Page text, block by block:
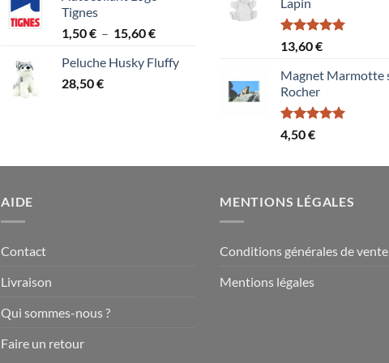
Tignes
1,50€ – 15,60€Plage
prix :
Peluche Husky Fluffy
28,50€
Note5.00
sur 5
13,60€
Magnet Marmotte
Rocher
Note5.00
sur 5
4,50€
AIDE
Contact
Livraison
Qui sommes-nous ?
Faire un retour
MENTIONS LÉGALES
Conditions générales de vente
Mentions légales